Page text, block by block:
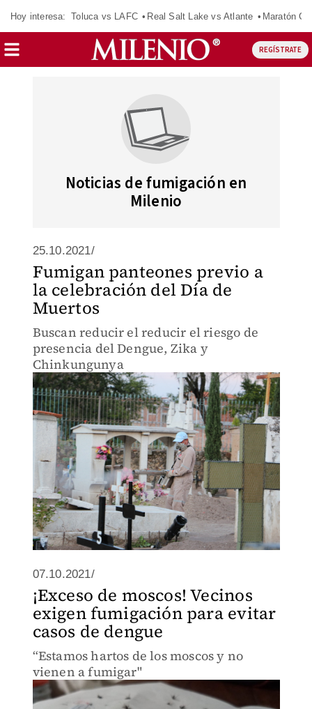
Hoy interesa: Toluca vs LAFC Real Salt Lake vs Atlante Maratón
REGÍSTRATE
Noticias de fumigación en
Milenio
25.10.2021/
Fumigan panteones previo a
la celebración del Día de
Muertos
Buscan reducir el reducir el riesgo de
presencia del Dengue, Zika y
Chinkungunya
07.10.2021/
¡Exceso de moscos! Vecinos
exigen fumigación para evitar
casos de dengue
“Estamos hartos de los moscos y no
vienen a fumigar"